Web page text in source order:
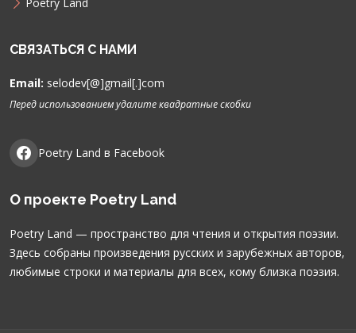
СВЯЗАТЬСЯ С НАМИ
Email: selodev[@]gmail[.]com
Перед использованием удалите квадратные скобки
Poetry Land в Facebook
О проекте Poetry Land
Poetry Land — пространство для чтения и открытия поэзии.
Здесь собраны произведения русских и зарубежных авторов,
любимые строки и материалы для всех, кому близка поэзия.